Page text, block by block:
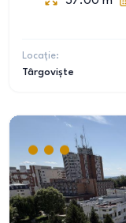
Locație:
Târgoviște